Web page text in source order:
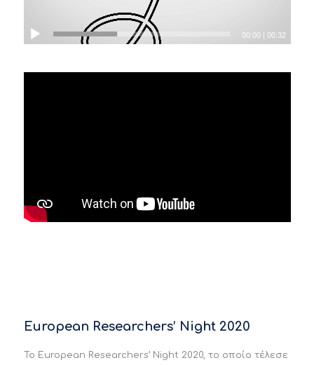
00:00 | 00:32
European Researchers’ Night 2020
Το European Researchers’ Night 2020, το οποίο τέλεσε